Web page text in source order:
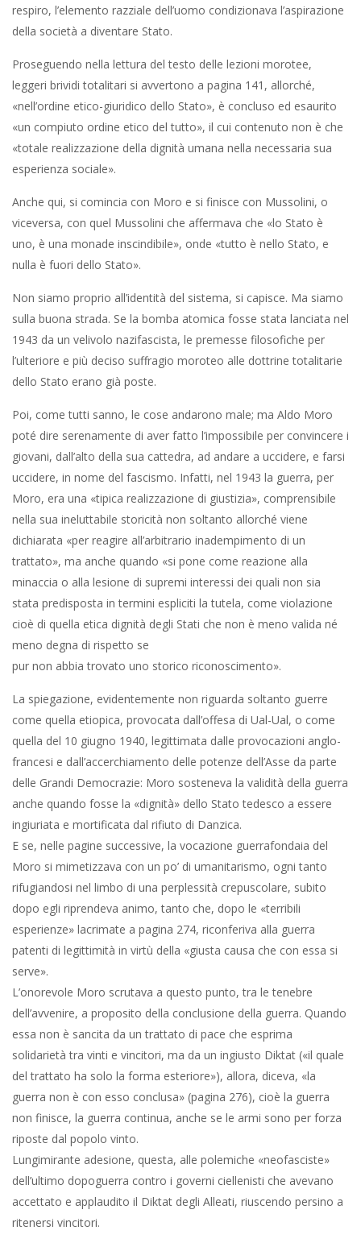
respiro, l’elemento razziale dell’uomo condizionava l’aspirazione
della società a diventare Stato.
Proseguendo nella lettura del testo delle lezioni morotee,
leggeri brividi totalitari si avvertono a pagina 141, allorché,
«nell’ordine etico-giuridico dello Stato», è concluso ed esaurito
«un compiuto ordine etico del tutto», il cui contenuto non è che
«totale realizzazione della dignità umana nella necessaria sua
esperienza sociale».
Anche qui, si comincia con Moro e si finisce con Mussolini, o
viceversa, con quel Mussolini che affermava che «lo Stato è
uno, è una monade inscindibile», onde «tutto è nello Stato, e
nulla è fuori dello Stato».
Non siamo proprio all’identità del sistema, si capisce. Ma siamo
sulla buona strada. Se la bomba atomica fosse stata lanciata nel
1943 da un velivolo nazifascista, le premesse filosofiche per
l’ulteriore e più deciso suffragio moroteo alle dottrine totalitarie
dello Stato erano già poste.
Poi, come tutti sanno, le cose andarono male; ma Aldo Moro
poté dire serenamente di aver fatto l’impossibile per convincere i
giovani, dall’alto della sua cattedra, ad andare a uccidere, e farsi
uccidere, in nome del fascismo. Infatti, nel 1943 la guerra, per
Moro, era una «tipica realizzazione di giustizia», comprensibile
nella sua ineluttabile storicità non soltanto allorché viene
dichiarata «per reagire all’arbitrario inadempimento di un
trattato», ma anche quando «si pone come reazione alla
minaccia o alla lesione di supremi interessi dei quali non sia
stata predisposta in termini espliciti la tutela, come violazione
cioè di quella etica dignità degli Stati che non è meno valida né
meno degna di rispetto se
pur non abbia trovato uno storico riconoscimento».
La spiegazione, evidentemente non riguarda soltanto guerre
come quella etiopica, provocata dall’offesa di Ual-Ual, o come
quella del 10 giugno 1940, legittimata dalle provocazioni anglo-
francesi e dall’accerchiamento delle potenze dell’Asse da parte
delle Grandi Democrazie: Moro sosteneva la validità della guerra
anche quando fosse la «dignità» dello Stato tedesco a essere
ingiuriata e mortificata dal rifiuto di Danzica.
E se, nelle pagine successive, la vocazione guerrafondaia del
Moro si mimetizzava con un po’ di umanitarismo, ogni tanto
rifugiandosi nel limbo di una perplessità crepuscolare, subito
dopo egli riprendeva animo, tanto che, dopo le «terribili
esperienze» lacrimate a pagina 274, riconferiva alla guerra
patenti di legittimità in virtù della «giusta causa che con essa si
serve».
L’onorevole Moro scrutava a questo punto, tra le tenebre
dell’avvenire, a proposito della conclusione della guerra. Quando
essa non è sancita da un trattato di pace che esprima
solidarietà tra vinti e vincitori, ma da un ingiusto Diktat («il quale
del trattato ha solo la forma esteriore»), allora, diceva, «la
guerra non è con esso conclusa» (pagina 276), cioè la guerra
non finisce, la guerra continua, anche se le armi sono per forza
riposte dal popolo vinto.
Lungimirante adesione, questa, alle polemiche «neofasciste»
dell’ultimo dopoguerra contro i governi ciellenisti che avevano
accettato e applaudito il Diktat degli Alleati, riuscendo persino a
ritenersi vincitori.